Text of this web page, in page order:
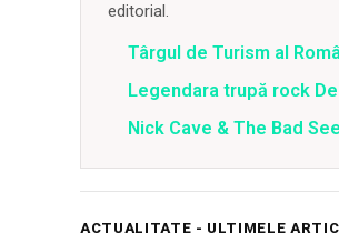
editorial.
Târgul de Turism al
Legendara trupă rock
Nick Cave & The Bad
ACTUALITATE - ULTIMELE